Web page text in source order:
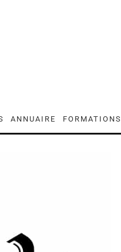
ANNUAIRE FORMATIONS